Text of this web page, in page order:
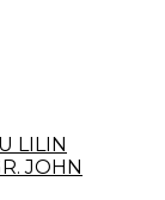
LILIN
JOHN